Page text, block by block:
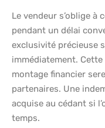
Le vendeur s’oblige à
pendant un délai
exclusivité précieuse
immédiatement.
montage financier
partenaires. Une
acquise au cédant si
temps.